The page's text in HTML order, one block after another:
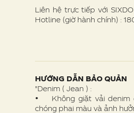
Liên hệ trực tiếp với
Hotline (giờ hành chính) :
HƯỚNG DẪN BẢO QUẢN
"Denim ( Jean ) :
• Không giặt vải denim
chóng phai màu và ảnh